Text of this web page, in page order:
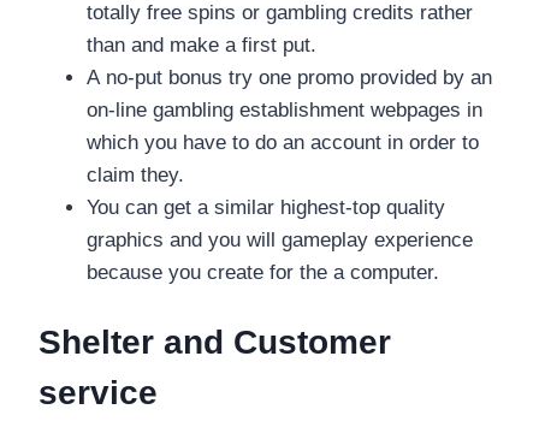
totally free spins or gambling credits rather
than and make a first put.
A no-put bonus try one promo provided by an
on-line gambling establishment webpages in
which you have to do an account in order to
claim they.
You can get a similar highest-top quality
graphics and you will gameplay experience
because you create for the a computer.
Shelter and Customer
service